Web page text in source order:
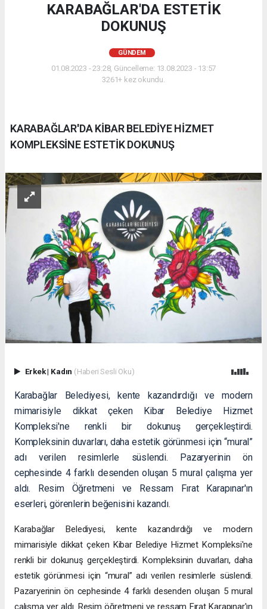
KARABAĞLAR'DA ESTETİK
DOKUNUŞ
GÜNDEM
01.08.2023 - 23:28, Güncelleme: 13.08.2023 - 13:57
3261+ kez okundu.
KARABAĞLAR'DA KİBAR BELEDİYE HİZMET
KOMPLEKSİNE ESTETİK DOKUNUŞ
Erkek| Kadın (Haberi Sesli Oku)
Karabağlar Belediyesi, kente kazandırdığı ve modern
mimarisiyle dikkat çeken Kibar Belediye Hizmet
Kompleksi'ne renkli bir dokunuş gerçekleştirdi.
Kompleksinin duvarları, daha estetik görünmesi için “mural”
adı verilen resimlerle süslendi. Pazaryerinin ön
cephesinde 4 farklı desenden oluşan 5 mural çalışma yer
aldı. Resim Öğretmeni ve Ressam Fırat Karapınar'ın
eserleri, görenlerin beğenisini kazandı.
Karabağlar Belediyesi, kente kazandırdığı ve modern
mimarisiyle dikkat çeken Kibar Belediye Hizmet Kompleksi'ne
renkli bir dokunuş gerçekleştirdi. Kompleksinin duvarları, daha
estetik görünmesi için “mural” adı verilen resimlerle süslendi.
Pazaryerinin ön cephesinde 4 farklı desenden oluşan 5 mural
çalışma yer aldı. Resim öğretmeni ve ressam Fırat Karapınar'ın